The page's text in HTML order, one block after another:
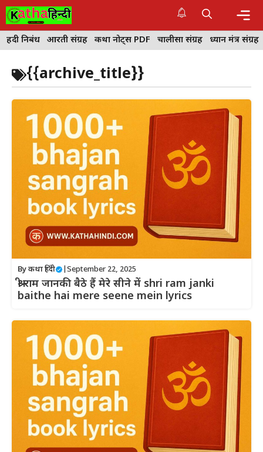
Skip
to
content
हिंदी निबंध आरती संग्रह कथा नोट्स PDF चालीसा संग्रह ध्यान मंत्र संग्रह
{{archive_title}}
Byकथा हिंदी September 22, 2025
श्री राम जानकी बैठे हैं मेरे सीने में shri ram janki
baithe hai mere seene mein lyrics